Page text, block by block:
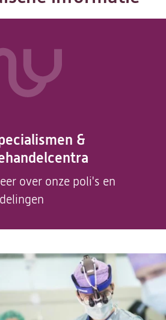
&
over onze poli's en